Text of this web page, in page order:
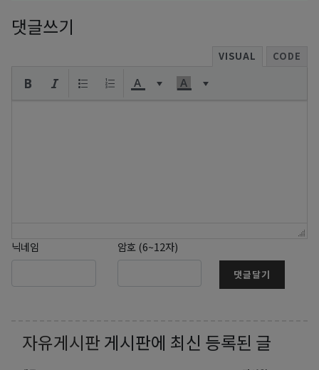
댓글쓰기
VISUAL CODE
닉네임 암호 (6~12자)
댓글달기
자유게시판 게시판에 최신 등록된 글